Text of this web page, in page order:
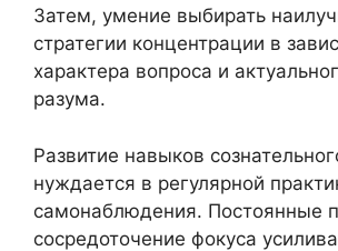
Затем, умение выбирать
стратегии концентрации в
характера вопроса и
разума.
Развитие навыков
нуждается в регулярной
самонаблюдения. Постоянные
сосредоточение фокуса